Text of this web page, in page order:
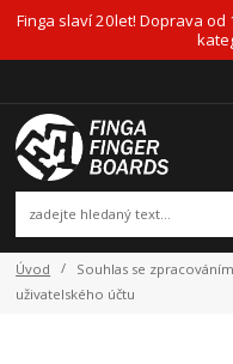
Finga slaví 20let! Doprava od
Úvod
Souhlas se
uživatelského účtu